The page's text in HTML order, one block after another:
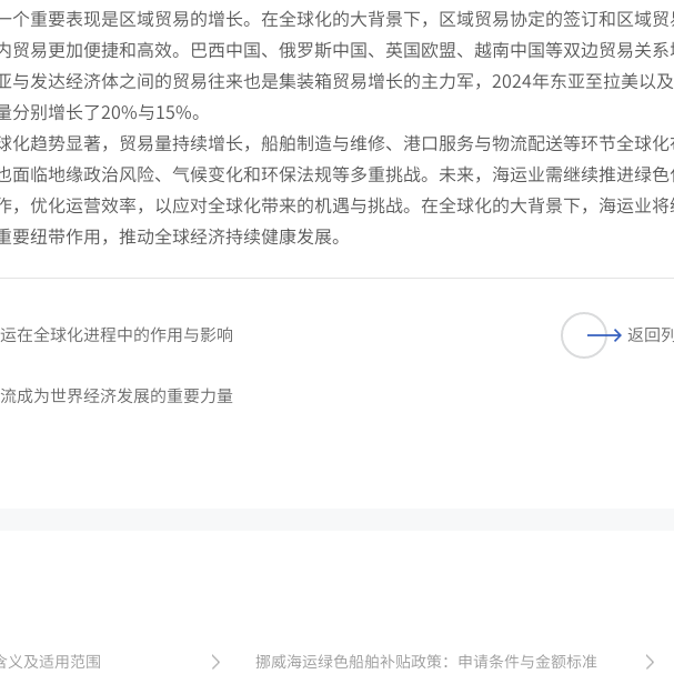
个重要表现是区域贸易的增长。在全球化的大背景下，区域贸易协定的签订和区域贸
贸易更加便捷和高效。巴西中国、俄罗斯中国、英国欧盟、越南中国等双边贸易关系
与发达经济体之间的贸易往来也是集装箱贸易增长的主力军，2024年东亚至拉美以
别增长了20%与15%。
化趋势显著，贸易量持续增长，船舶制造与维修、港口服务与物流配送等环节全球化
面临地缘政治风险、气候变化和环保法规等多重挑战。未来，海运业需继续推进绿
，优化运营效率，以应对全球化带来的机遇与挑战。在全球化的大背景下，海运业将
纽带作用，推动全球经济持续健康发展。
在全球化进程中的作用与影响
成为世界经济发展的重要力量
返回
义及适用范围 挪威海运绿色船舶补贴政策：申请条件与金额标准